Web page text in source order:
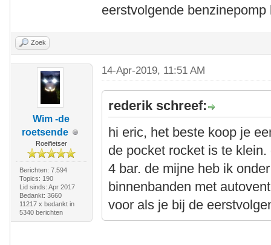
eerstvolgende
Zoek
Wim -de
roetsende
Roeifietser
Berichten: 7.594
Topics: 190
Lid sinds: Apr 2017
Bedankt: 3660
11217 x bedankt in
5340 berichten
14-Apr-2019, 11:51 AM
rederik schreef:
hi eric, het beste koop je
de pocket rocket is te
4 bar. de mijne heb ik
binnenbanden met
voor als je bij de